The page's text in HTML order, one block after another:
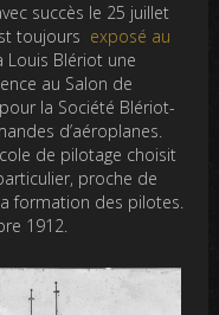
succès le 25 juillet
toujours exposé au
Louis Blériot une
au Salon de
la Société Blériot-
d’aéroplanes.
de pilotage choisit
proche de
formation des pilotes.
1912.